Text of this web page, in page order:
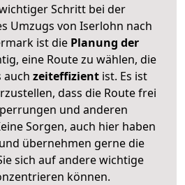
Schritt bei der
Umzugs von Iserlohn nach
ist die Planung der
eine Route zu wählen, die
auch zeiteffizientist. Es ist
dass die Route frei
und anderen
Sorgen, auch hier haben
übernehmen gerne die
sich auf andere wichtige
können.